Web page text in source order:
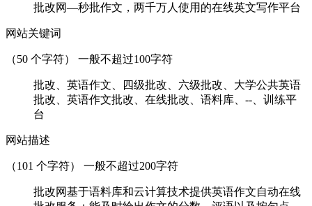
批改网—秒批作文，两千万人使用的在线英文写作平台
网站关键词
（50 个字符） 一般不超过100字符
批改、英语作文、四级批改、六级批改、大学公共英语
批改、英语作文批改、在线批改、语料库、--、训练平
台
网站描述
（101 个字符） 一般不超过200字符
批改网基于语料库和云计算技术提供英语作文自动在线